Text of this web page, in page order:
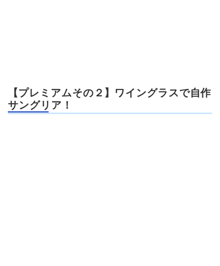
【プレミアムその２】ワイングラスで自作
サングリア！